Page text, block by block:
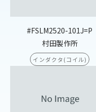
#FSLM2520-101J=P
村田製作所
インダクタ(コイル)